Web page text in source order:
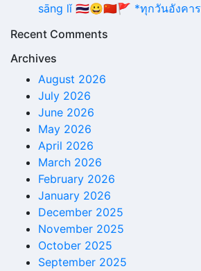
sāng lǐ 🇹🇭😀🇨🇳🚩 *ทุกวันอังคาร
Recent Comments
Archives
August 2026
July 2026
June 2026
May 2026
April 2026
March 2026
February 2026
January 2026
December 2025
November 2025
October 2025
September 2025